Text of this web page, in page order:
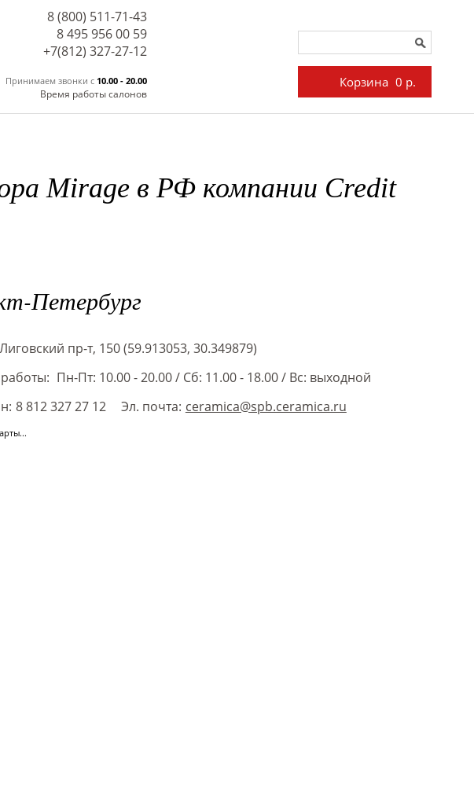
8 (800) 511-71-43
8 495 956 00 59
Принимаем звонки c 10.00 - 20.00
Время работы салонов
+7(812) 327-27-12
Корзина 0 р.
Mirage в РФ компании Credit
Петербург
Лиговский пр-т, 150 (59.913053, 30.349879)
Пн-Пт: 10.00 - 20.00/ Сб: 11.00 - 18.00/ Вс: выходной
8 812 327 27 12 Эл. почта: ceramica@spb.ceramica.ru